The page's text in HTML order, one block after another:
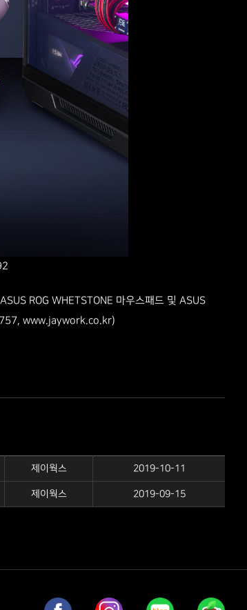
ROG WHETSTONE 마우스패드 및 ASUS
www.jaywork.co.kr)
제이웍스 2019-10-11
제이웍스 2019-09-15